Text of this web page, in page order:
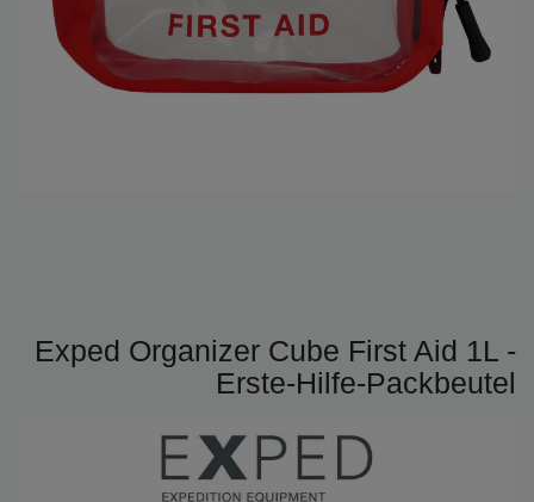
Exped Organizer Cube First Aid 1L -
Erste-Hilfe-Packbeutel